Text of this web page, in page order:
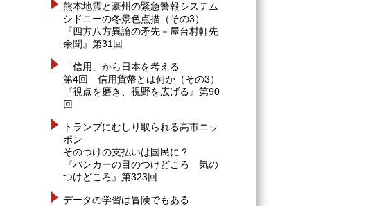
熊本地震と豪州の緊急警報システム
シドニーの冬景色点描（その3）
『四方八方異論の矛先－屋台村軒先
余聞』第31回
「信用」から日本を考える
第4回 信用貨幣とは何か（その3）
『視点を磨き、視野を広げる』第90
回
トランプにむしり取られる高市ニッ
ポン
そのつけの支払いは国民に？
『バンカーの目のつけどころ 気の
つけどころ』第323回
データの学習は冒険でもある